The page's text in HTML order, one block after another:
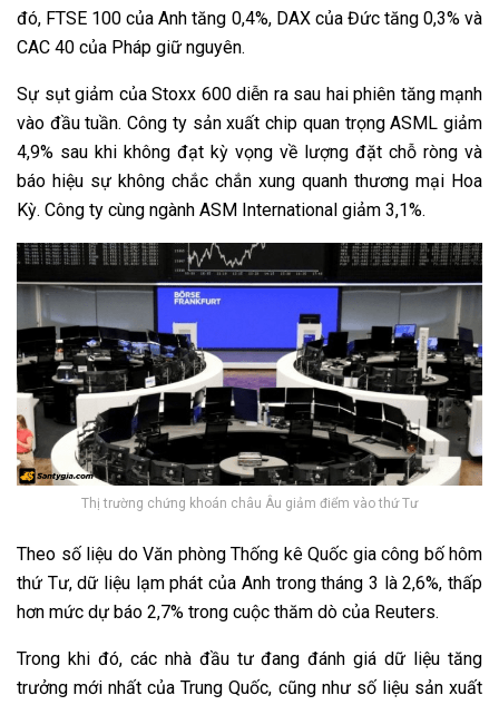
đó, FTSE 100 của Anh tăng 0,4%, DAX của Đức tăng 0,3% và
CAC 40 của Pháp giữ nguyên.
Sự sụt giảm của Stoxx 600 diễn ra sau hai phiên tăng mạnh
vào đầu tuần. Công ty sản xuất chip quan trọng ASML giảm
4,9% sau khi không đạt kỳ vọng về lượng đặt chỗ ròng và
báo hiệu sự không chắc chắn xung quanh thương mại Hoa
Kỳ. Công ty cùng ngành ASM International giảm 3,1%.
Thị trường chứng khoán châu Âu giảm điểm vào thứ Tư
Theo số liệu do Văn phòng Thống kê Quốc gia công bố hôm
thứ Tư, dữ liệu lạm phát của Anh trong tháng 3 là 2,6%, thấp
hơn mức dự báo 2,7% trong cuộc thăm dò của Reuters.
Trong khi đó, các nhà đầu tư đang đánh giá dữ liệu tăng
trưởng mới nhất của Trung Quốc, cũng như số liệu sản xuất